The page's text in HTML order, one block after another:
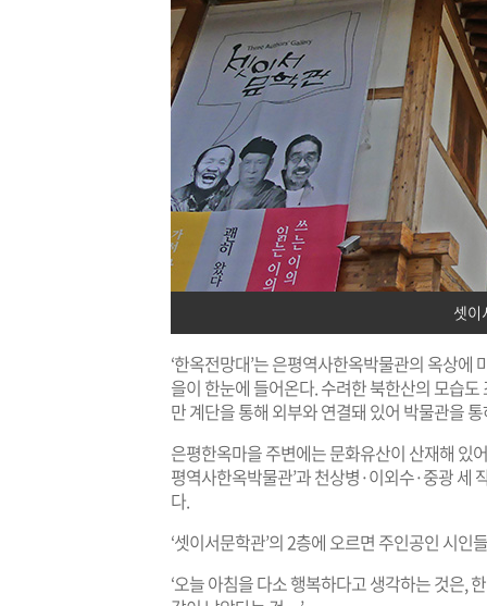
셋이
‘한옥전망대’는 은평역사한옥박물관의 옥상
을이 한눈에 들어온다. 수려한 북한산의 모습
만 계단을 통해 외부와 연결돼 있어 박물관을
은평한옥마을 주변에는 문화유산이 산재해 있
평역사한옥박물관’과 천상병·이외수·중광 세
다.
‘셋이서문학관’의 2층에 오르면 주인공인 시
‘오늘 아침을 다소 행복하다고 생각하는 것은,